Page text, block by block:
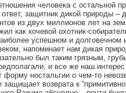
человека с остальной
защитник дикой природы –
из двух миллионов лет на
как кочевой охотник-
успешном и долговечном
напоминает нам дикая
был таким грязным,
и все же наш
форму ностальгии о чем-то
защищает возврата к